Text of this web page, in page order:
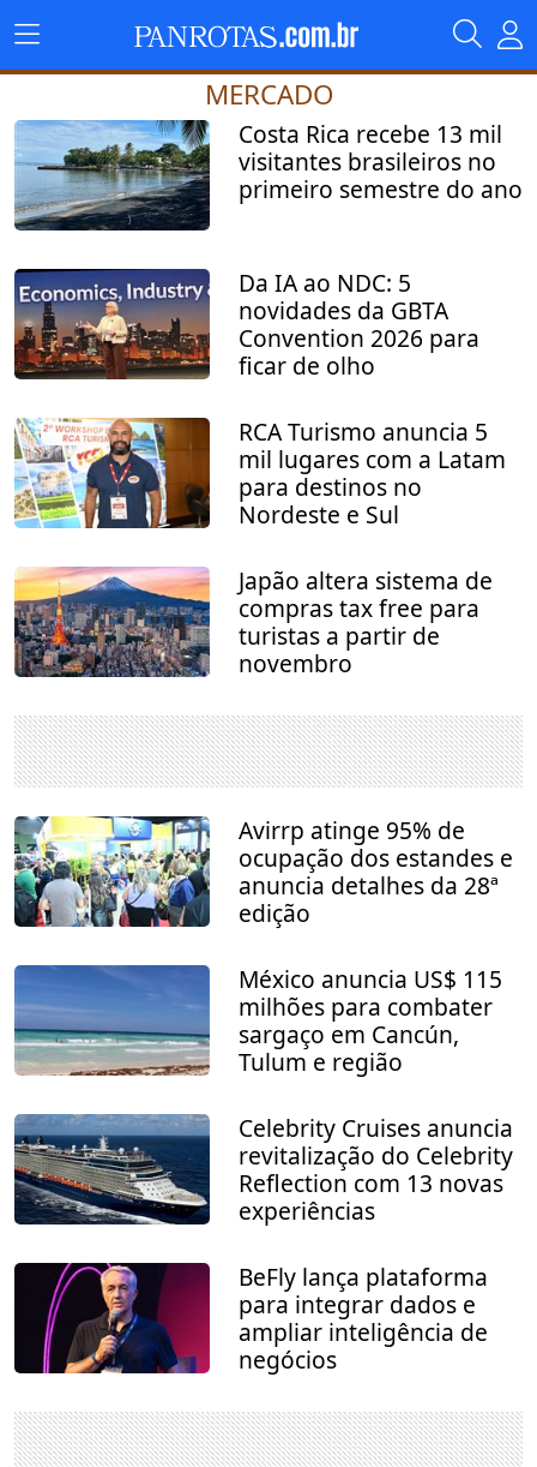
MERCADO
Costa Rica recebe 13 mil
visitantes brasileiros no
primeiro semestre do ano
Da IA ao NDC: 5
novidades da GBTA
Convention 2026 para
ficar de olho
RCA Turismo anuncia 5
mil lugares com a Latam
para destinos no
Nordeste e Sul
Japão altera sistema de
compras tax free para
turistas a partir de
novembro
Avirrp atinge 95% de
ocupação dos estandes e
anuncia detalhes da 28ª
edição
México anuncia US$ 115
milhões para combater
sargaço em Cancún,
Tulum e região
Celebrity Cruises anuncia
revitalização do Celebrity
Reflection com 13 novas
experiências
BeFly lança plataforma
para integrar dados e
ampliar inteligência de
negócios